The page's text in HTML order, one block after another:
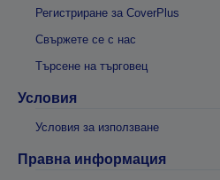
Регистриране за CoverPlus
Свържете се с нас
Търсене на търговец
Условия
Условия за използване
Правна информация